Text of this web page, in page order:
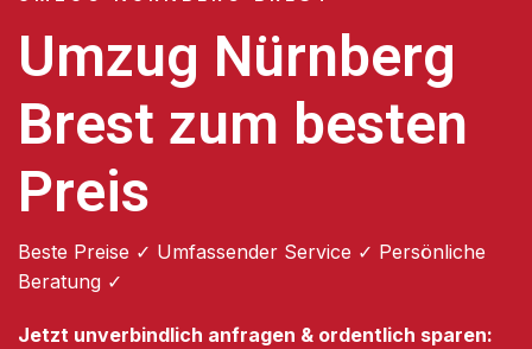
Umzug Nürnberg
Brest zum besten
Preis
Beste Preise ✓ Umfassender Service ✓ Persönliche
Beratung ✓
Jetzt unverbindlich anfragen & ordentlich sparen: